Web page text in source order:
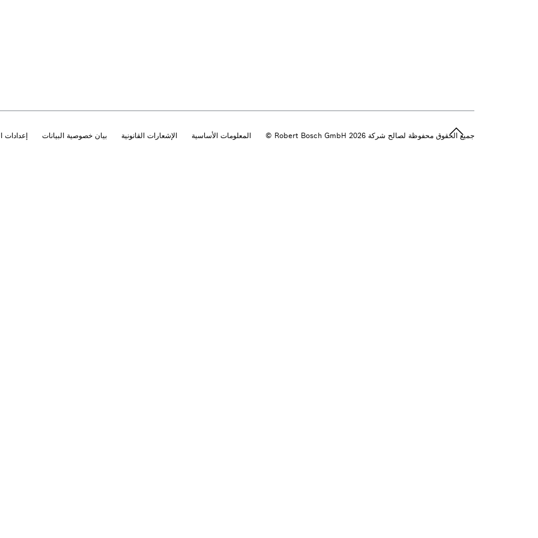
المعلومات الأساسية الإشعارات القانونية بيان خصوصية البيانات إعدادات جميع الحقوق محفوظة لصالح شركة 2026 ‎© Robert Bosch GmbH